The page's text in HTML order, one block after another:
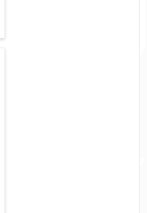
ールアドレス宛に自動で
します。もし送信確認メ
は、送信が完了していな
迷惑メールフィルター等
も受信できない場合がご